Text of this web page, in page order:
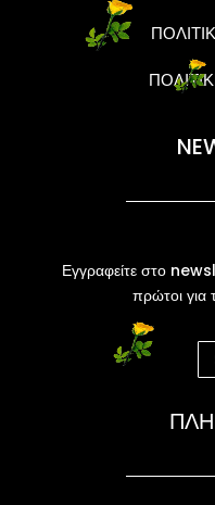
Εγγραφείτε στο
πρώτοι για